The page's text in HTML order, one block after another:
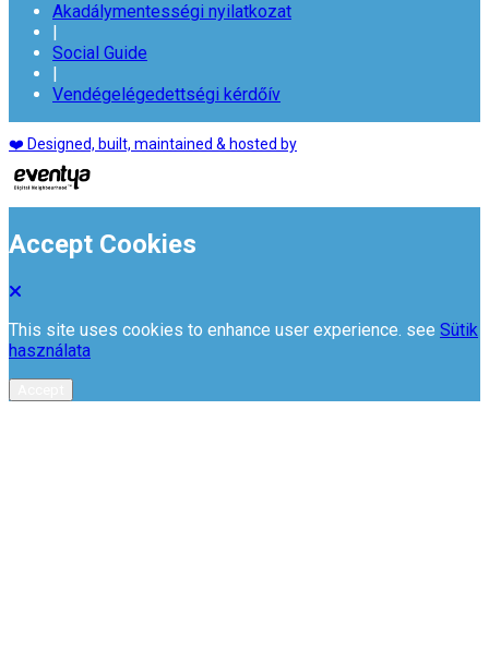
Akadálymentességi nyilatkozat
|
Social Guide
|
Vendégelégedettségi kérdőív
❤️ Designed, built, maintained & hosted by
Accept Cookies
This site uses cookies to enhance user experience. see Sütik
használata